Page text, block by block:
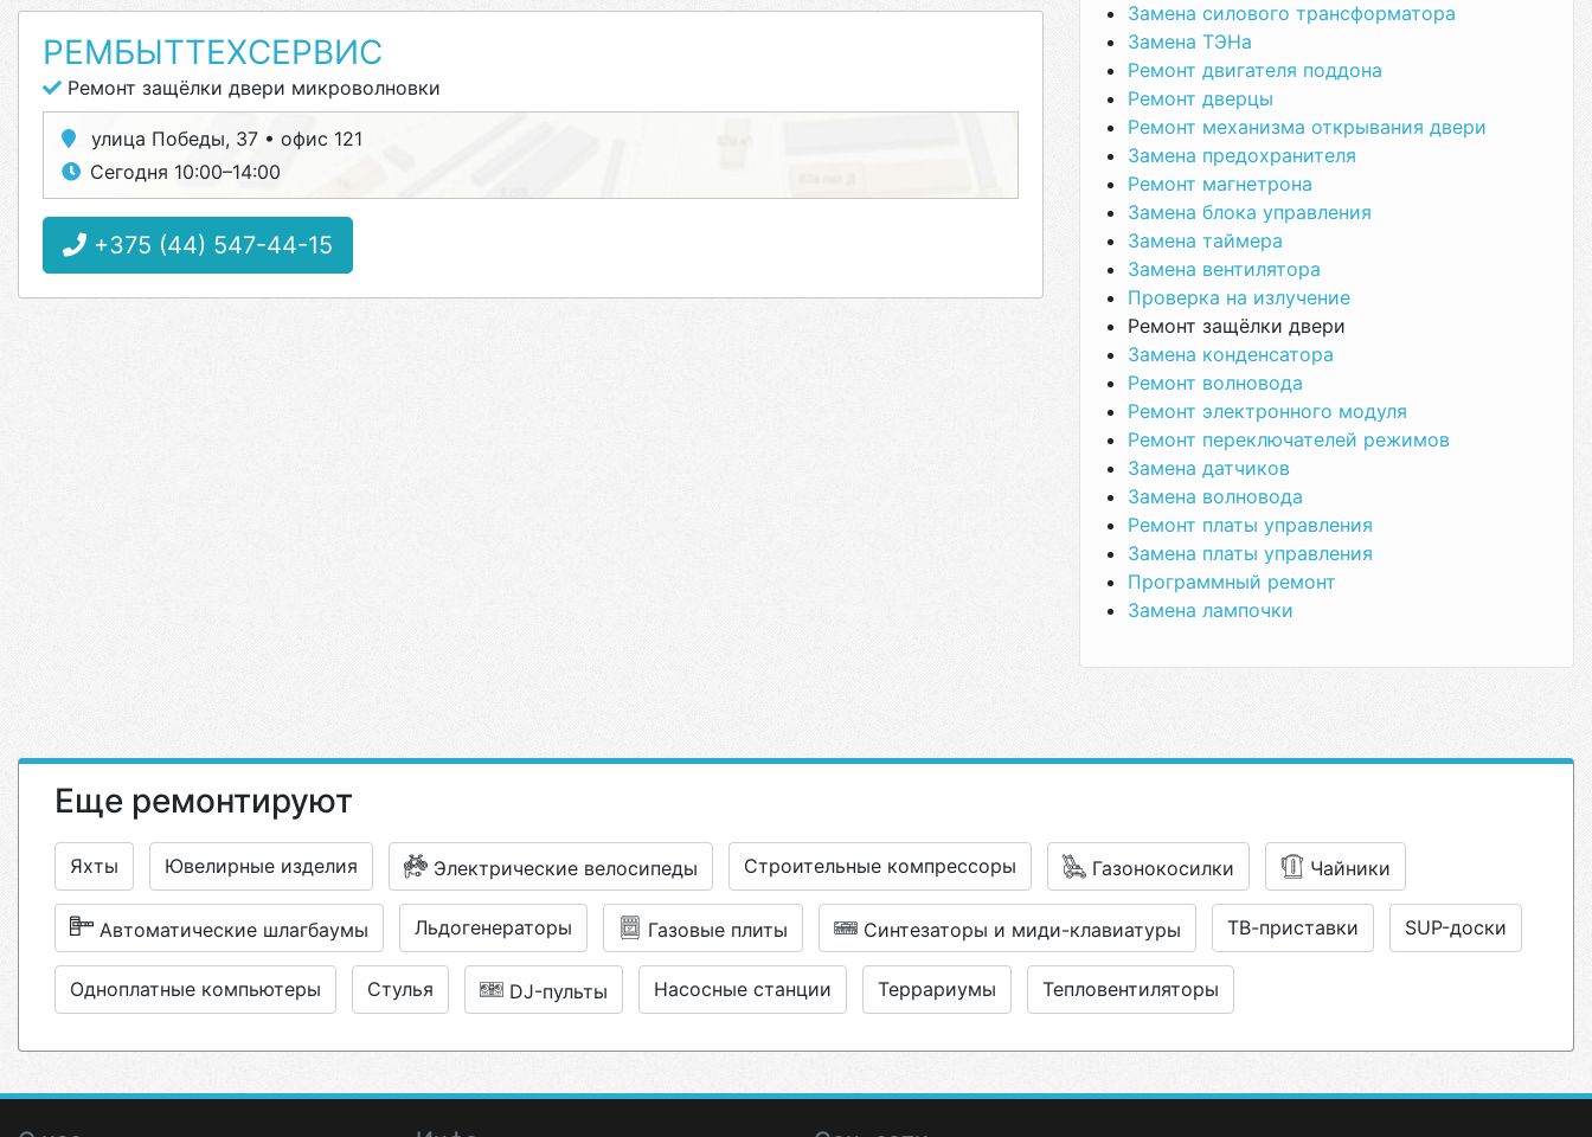
РЕМБЫТТЕХСЕРВИС
Ремонт защёлки двери микроволновки
улица Победы, 37 • офис 121
Сегодня 10:00–14:00
+375 (44) 547-44-15
Замена силового трансформатора
Замена ТЭНа
Ремонт двигателя поддона
Ремонт дверцы
Ремонт механизма открывания двери
Замена предохранителя
Ремонт магнетрона
Замена блока управления
Замена таймера
Замена вентилятора
Проверка на излучение
Ремонт защёлки двери
Замена конденсатора
Ремонт волновода
Ремонт электронного модуля
Ремонт переключателей режимов
Замена датчиков
Замена волновода
Ремонт платы управления
Замена платы управления
Программный ремонт
Замена лампочки
Еще ремонтируют
Яхты Ювелирные изделия Электрические велосипеды Строительные компрессоры Газонокосилки Чайники
Автоматические шлагбаумы Льдогенераторы Газовые плиты Синтезаторы и миди-клавиатуры ТВ-приставки SUP-доски
Одноплатные компьютеры Стулья DJ-пульты Насосные станции Террариумы Тепловентиляторы